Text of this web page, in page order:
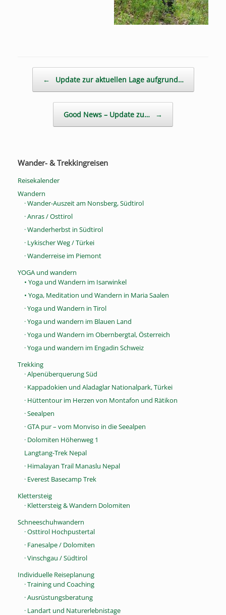
← Update zur aktuellen Lage aufgrund…
Good News – Update zu… →
Wander- & Trekkingreisen
Reisekalender
Wandern
· Wander-Auszeit am Nonsberg, Südtirol
· Anras / Osttirol
· Wanderherbst in Südtirol
· Lykischer Weg / Türkei
· Wanderreise im Piemont
YOGA und wandern
• Yoga und Wandern im Isarwinkel
• Yoga, Meditation und Wandern in Maria Saalen
· Yoga und Wandern in Tirol
· Yoga und wandern im Blauen Land
· Yoga und Wandern im Obernbergtal, Österreich
· Yoga und wandern im Engadin Schweiz
Trekking
· Alpenüberquerung Süd
· Kappadokien und Aladaglar Nationalpark, Türkei
· Hüttentour im Herzen von Montafon und Rätikon
· Seealpen
· GTA pur – vom Monviso in die Seealpen
· Dolomiten Höhenweg 1
Langtang-Trek Nepal
· Himalayan Trail Manaslu Nepal
· Everest Basecamp Trek
Klettersteig
· Klettersteig & Wandern Dolomiten
Schneeschuhwandern
· Osttirol Hochpustertal
· Fanesalpe / Dolomiten
· Vinschgau / Südtirol
Individuelle Reiseplanung
· Training und Coaching
· Ausrüstungsberatung
· Landart und Naturerlebnistage